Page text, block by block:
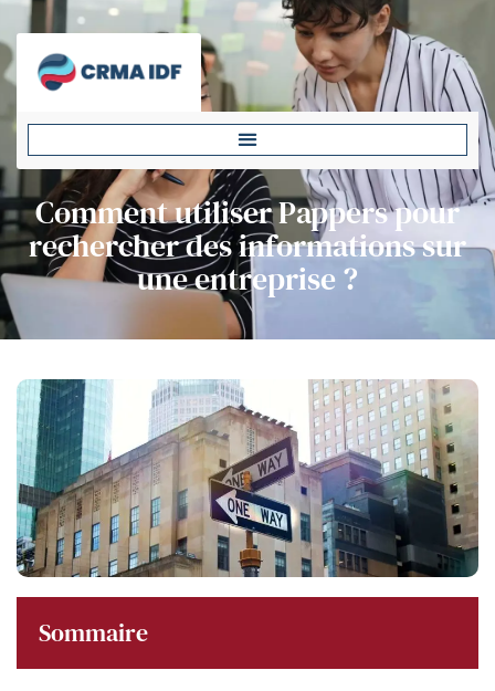
Comment utiliser Pappers pour
rechercher des informations sur
une entreprise ?
Sommaire